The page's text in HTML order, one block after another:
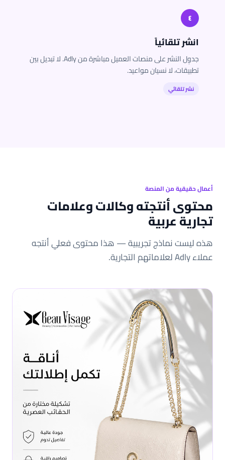
٤
انشر تلقائياً
جدوِل النشر على منصات العميل مباشرة من Adly. لا تبديل بين
تطبيقات، لا نسيان مواعيد.
نشر تلقائي
أعمال حقيقية من المنصة
محتوى أنتجته وكالات وعلامات
تجارية عربية
هذه ليست نماذج تجريبية — هذا محتوى فعلي أنتجه
عملاء Adly لعلاماتهم التجارية.